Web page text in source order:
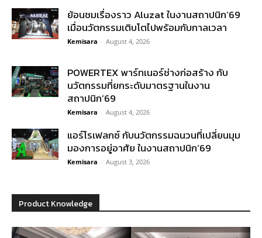
ย้อนชมเรื่องราว Aluzat ในงานสถาปนิก’69
เมื่อนวัตกรรมเติบโตไปพร้อมกับกาลเวลา
Kemisara - August 4, 2026
POWERTEX พาร์ทเนอร์ช่างก่อสร้าง กับ
นวัตกรรมที่ยกระดับมาตรฐานในงาน
สถาปนิก’69
Kemisara - August 4, 2026
แอร์โรเฟลกซ์ กับนวัตกรรมฉนวนที่เปลี่ยนมุม
มองการอยู่อาศัย ในงานสถาปนิก’69
Kemisara - August 3, 2026
Product Knowledge